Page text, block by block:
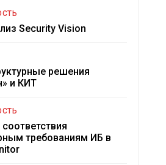
Security Vision
решения
и КИТ
требованиям ИБ в